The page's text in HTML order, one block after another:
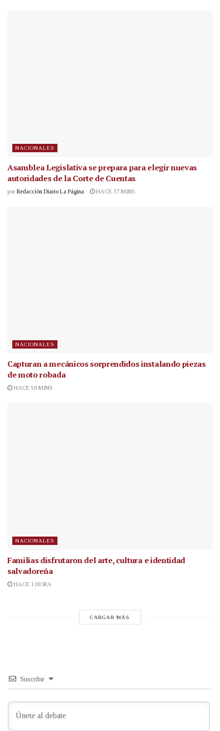
NACIONALES
Asamblea Legislativa se prepara para elegir nuevas
autoridades de la Corte de Cuentas
por Redacción Diario La Página HACE 37 MINS
NACIONALES
Capturan a mecánicos sorprendidos instalando piezas
de moto robada
HACE 58 MINS
NACIONALES
Familias disfrutaron del arte, cultura e identidad
salvadoreña
HACE 1 HORA
CARGAR MÁS
Suscribir